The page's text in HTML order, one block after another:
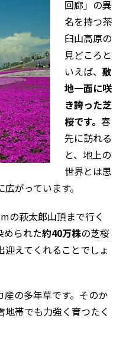
回廊」の異
名を持つ茶
臼山高原の
見どころと
いえば、 敷
地一面に咲
き誇った芝
桜です。 春
先に訪れる
と、地上の
世界とは思
がっています。
の萩太郎山頂まで行く
められた約40万株の芝桜
えてくれることでしょ
の多年草です。そのか
帯でも力強く育つたく